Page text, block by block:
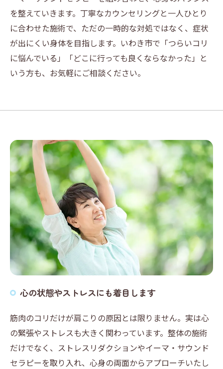
を整えていきます。丁寧なカウンセリングと一人ひとり
に合わせた施術で、ただの一時的な対処ではなく、症状
が出にくい身体を目指します。いわき市で「つらいコリ
に悩んでいる」「どこに行っても良くならなかった」と
いう方も、お気軽にご相談ください。
心の状態やストレスにも着目します
筋肉のコリだけが肩こりの原因とは限りません。実は心
の緊張やストレスも大きく関わっています。整体の施術
だけでなく、ストレスリダクションやイーマ・サウンド
セラピーを取り入れ、心身の両面からアプローチいたし